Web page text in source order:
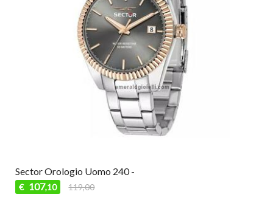
Sector Orologio Uomo 240 -
€ 107,10 119,00